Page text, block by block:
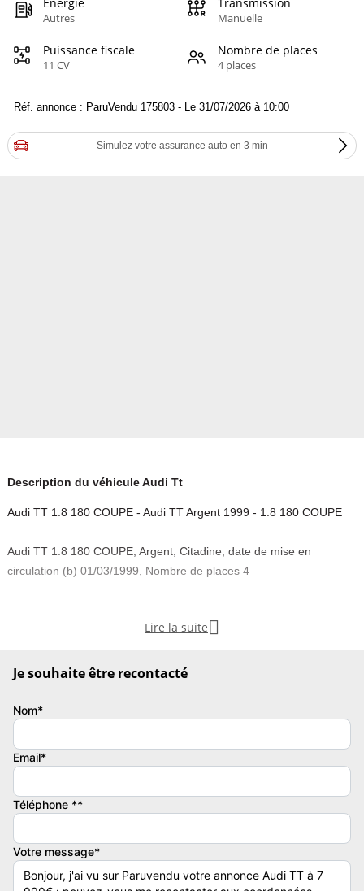
Energie
Autres
Transmission
Manuelle
Puissance fiscale
11 CV
Nombre de places
4 places
Réf. annonce : ParuVendu 175803 - Le 31/07/2026 à 10:00
Simulez votre assurance auto en 3 min
Description du véhicule Audi Tt
Audi TT 1.8 180 COUPE - Audi TT Argent 1999 - 1.8 180 COUPE
Audi TT 1.8 180 COUPE, Argent, Citadine, date de mise en
circulation (b) 01/03/1999, Nombre de places 4
Carte grise en agence*
Transport possible*
Garantie mécanique de 1 à 5 ans possible*
Lire la suite 
Je souhaite être recontacté
Nom*
Email*
Téléphone **
Votre message*